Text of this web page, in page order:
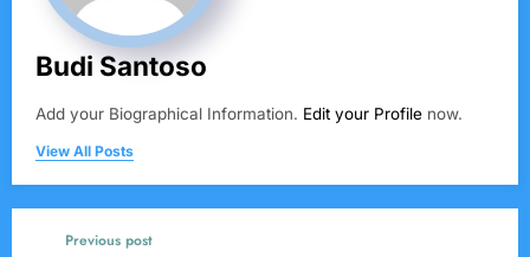
Budi Santoso
Add your Biographical Information. Edit your Profile now.
View All Posts
Previous post